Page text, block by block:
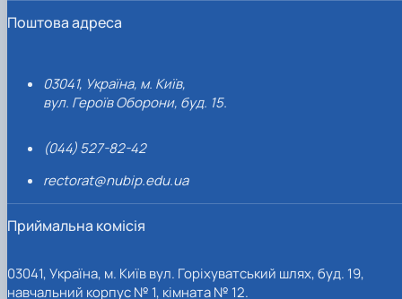
Поштова адреса
03041, Україна, м. Київ,
вул. Героїв Оборони, буд. 15.
(044) 527-82-42
rectorat@nubip.edu.ua
Приймальна комісія
03041, Україна, м. Київ вул. Горіхуватський шлях, буд. 19,
навчальний корпус № 1, кімната № 12.